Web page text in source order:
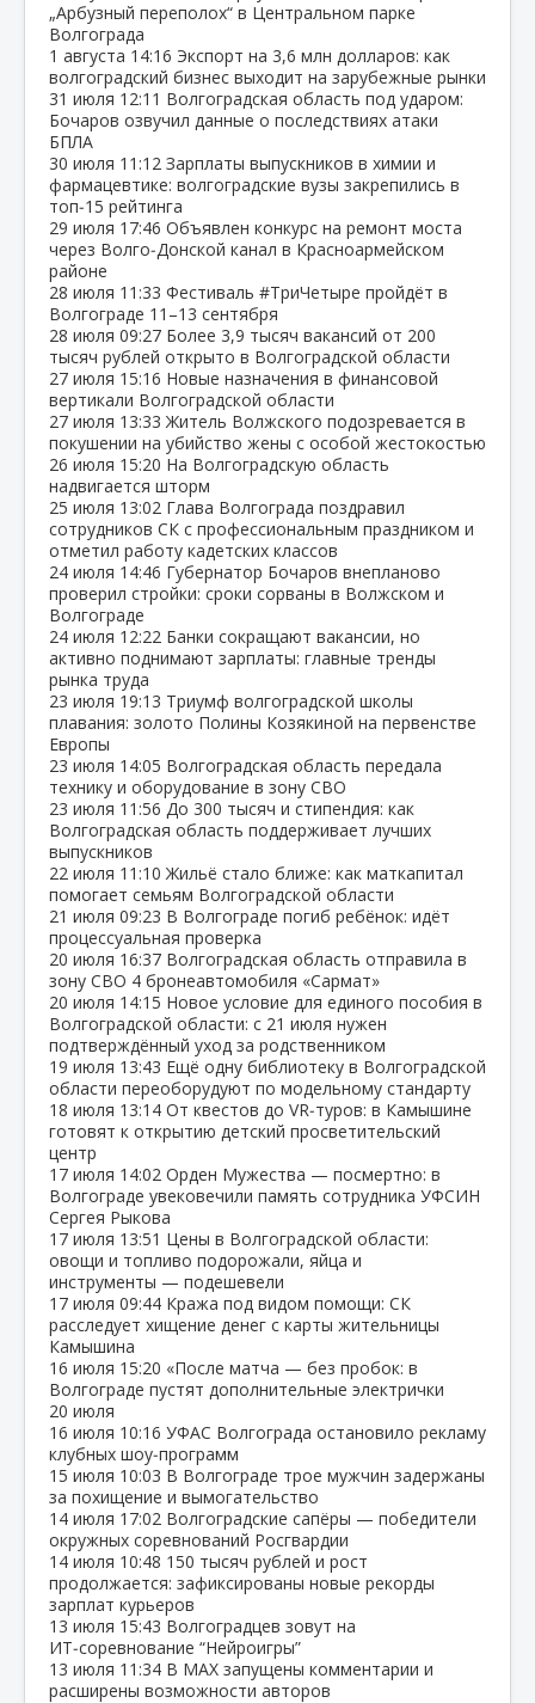
„Арбузный переполох“ в Центральном парке
Волгограда
1 августа 14:16 Экспорт на 3,6 млн долларов: как
волгоградский бизнес выходит на зарубежные рынки
31 июля 12:11 Волгоградская область под ударом:
Бочаров озвучил данные о последствиях атаки
БПЛА
30 июля 11:12 Зарплаты выпускников в химии и
фармацевтике: волгоградские вузы закрепились в
топ‑15 рейтинга
29 июля 17:46 Объявлен конкурс на ремонт моста
через Волго‑Донской канал в Красноармейском
районе
28 июля 11:33 Фестиваль #ТриЧетыре пройдёт в
Волгограде 11–13 сентября
28 июля 09:27 Более 3,9 тысяч вакансий от 200
тысяч рублей открыто в Волгоградской области
27 июля 15:16 Новые назначения в финансовой
вертикали Волгоградской области
27 июля 13:33 Житель Волжского подозревается в
покушении на убийство жены с особой жестокостью
26 июля 15:20 На Волгоградскую область
надвигается шторм
25 июля 13:02 Глава Волгограда поздравил
сотрудников СК с профессиональным праздником и
отметил работу кадетских классов
24 июля 14:46 Губернатор Бочаров внепланово
проверил стройки: сроки сорваны в Волжском и
Волгограде
24 июля 12:22 Банки сокращают вакансии, но
активно поднимают зарплаты: главные тренды
рынка труда
23 июля 19:13 Триумф волгоградской школы
плавания: золото Полины Козякиной на первенстве
Европы
23 июля 14:05 Волгоградская область передала
технику и оборудование в зону СВО
23 июля 11:56 До 300 тысяч и стипендия: как
Волгоградская область поддерживает лучших
выпускников
22 июля 11:10 Жильё стало ближе: как маткапитал
помогает семьям Волгоградской области
21 июля 09:23 В Волгограде погиб ребёнок: идёт
процессуальная проверка
20 июля 16:37 Волгоградская область отправила в
зону СВО 4 бронеавтомобиля «Сармат»
20 июля 14:15 Новое условие для единого пособия в
Волгоградской области: с 21 июля нужен
подтверждённый уход за родственником
19 июля 13:43 Ещё одну библиотеку в Волгоградской
области переоборудуют по модельному стандарту
18 июля 13:14 От квестов до VR‑туров: в Камышине
готовят к открытию детский просветительский
центр
17 июля 14:02 Орден Мужества — посмертно: в
Волгограде увековечили память сотрудника УФСИН
Сергея Рыкова
17 июля 13:51 Цены в Волгоградской области:
овощи и топливо подорожали, яйца и
инструменты — подешевели
17 июля 09:44 Кража под видом помощи: СК
расследует хищение денег с карты жительницы
Камышина
16 июля 15:20 «После матча — без пробок: в
Волгограде пустят дополнительные электрички
20 июля
16 июля 10:16 УФАС Волгограда остановило рекламу
клубных шоу‑программ
15 июля 10:03 В Волгограде трое мужчин задержаны
за похищение и вымогательство
14 июля 17:02 Волгоградские сапёры — победители
окружных соревнований Росгвардии
14 июля 10:48 150 тысяч рублей и рост
продолжается: зафиксированы новые рекорды
зарплат курьеров
13 июля 15:43 Волгоградцев зовут на
ИТ‑соревнование “Нейроигры”
13 июля 11:34 В МАХ запущены комментарии и
расширены возможности авторов